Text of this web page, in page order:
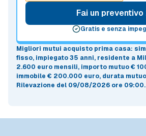
Fai un preventivo
Gratis e senza
Migliori mutui acquisto prima casa:
fisso, impiegato 35 anni, residente a
2.600 euro mensili, importo mutuo€
immobile € 200.000 euro, durata mutuo
Rilevazione del 09/08/2026 ore 09:00.